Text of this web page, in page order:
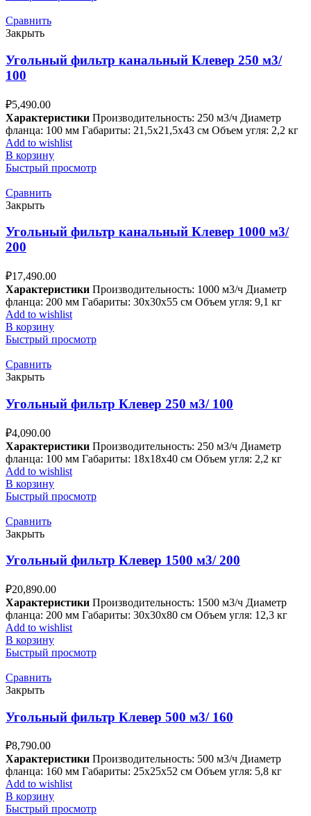
Сравнить
Закрыть
Угольный фильтр канальный Клевер 250 м3/
100
₽5,490.00
Характеристики Производительность: 250 м3/ч Диаметр
фланца: 100 мм Габариты: 21,5x21,5x43 см Объем угля: 2,2 кг
Add to wishlist
В корзину
Быстрый просмотр
Сравнить
Закрыть
Угольный фильтр канальный Клевер 1000 м3/
200
₽17,490.00
Характеристики Производительность: 1000 м3/ч Диаметр
фланца: 200 мм Габариты: 30x30x55 см Объем угля: 9,1 кг
Add to wishlist
В корзину
Быстрый просмотр
Сравнить
Закрыть
Угольный фильтр Клевер 250 м3/ 100
₽4,090.00
Характеристики Производительность: 250 м3/ч Диаметр
фланца: 100 мм Габариты: 18x18x40 см Объем угля: 2,2 кг
Add to wishlist
В корзину
Быстрый просмотр
Сравнить
Закрыть
Угольный фильтр Клевер 1500 м3/ 200
₽20,890.00
Характеристики Производительность: 1500 м3/ч Диаметр
фланца: 200 мм Габариты: 30x30x80 см Объем угля: 12,3 кг
Add to wishlist
В корзину
Быстрый просмотр
Сравнить
Закрыть
Угольный фильтр Клевер 500 м3/ 160
₽8,790.00
Характеристики Производительность: 500 м3/ч Диаметр
фланца: 160 мм Габариты: 25x25x52 см Объем угля: 5,8 кг
Add to wishlist
В корзину
Быстрый просмотр